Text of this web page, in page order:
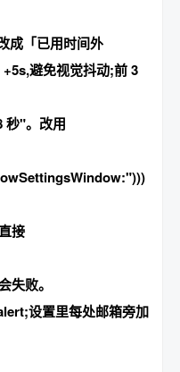
成「已用时间外
避免视觉抖动;前 3
秒"。改用
接
败。
设置里每处邮箱旁加